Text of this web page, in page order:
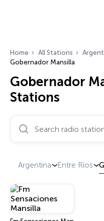
Home All Stations
Gobernador Mansilla
Gobernador
Stations
Search radio stations…
Argentina Entre Ríos